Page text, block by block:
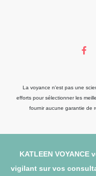
La voyance n'est pas une
efforts pour sélectionner les
fournir aucune garantie de
KATLEEN
vigilant sur vos